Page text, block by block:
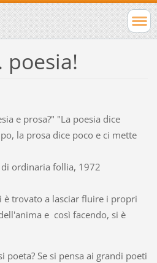
poesia!
e prosa?" "La poesia dice
la prosa dice poco e ci mette
di ordinaria follia, 1972
è trovato a lasciar fluire i propri
e così facendo, si è
poeta? Se si pensa ai grandi poeti